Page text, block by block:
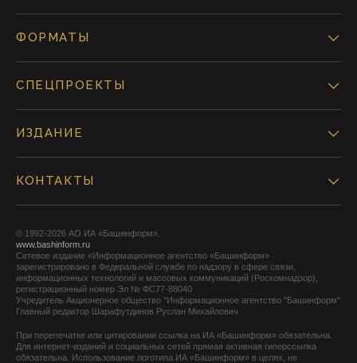
ФОРМАТЫ
СПЕЦПРОЕКТЫ
ИЗДАНИЕ
КОНТАКТЫ
© 1992-2026 АО ИА «Башинформ».
www.bashinform.ru
Сетевое издание «Информационное агентство «Башинформ»
зарегистрировано в Федеральной службе по надзору в сфере связи,
информационных технологий и массовых коммуникаций (Роскомнадзор),
регистрационный номер Эл № ФС77-88040
Учредитель Акционерное общество "Информационное агентство "Башинформ"
Главный редактор Шарафутдинов Руслан Михайлович
При перепечатке или цитировании ссылка на ИА «Башинформ» обязательна.
Для интернет-изданий и социальных сетей прямая активная гиперссылка
обязательна. Использование логотипа ИА «Башинформ» в целях, не